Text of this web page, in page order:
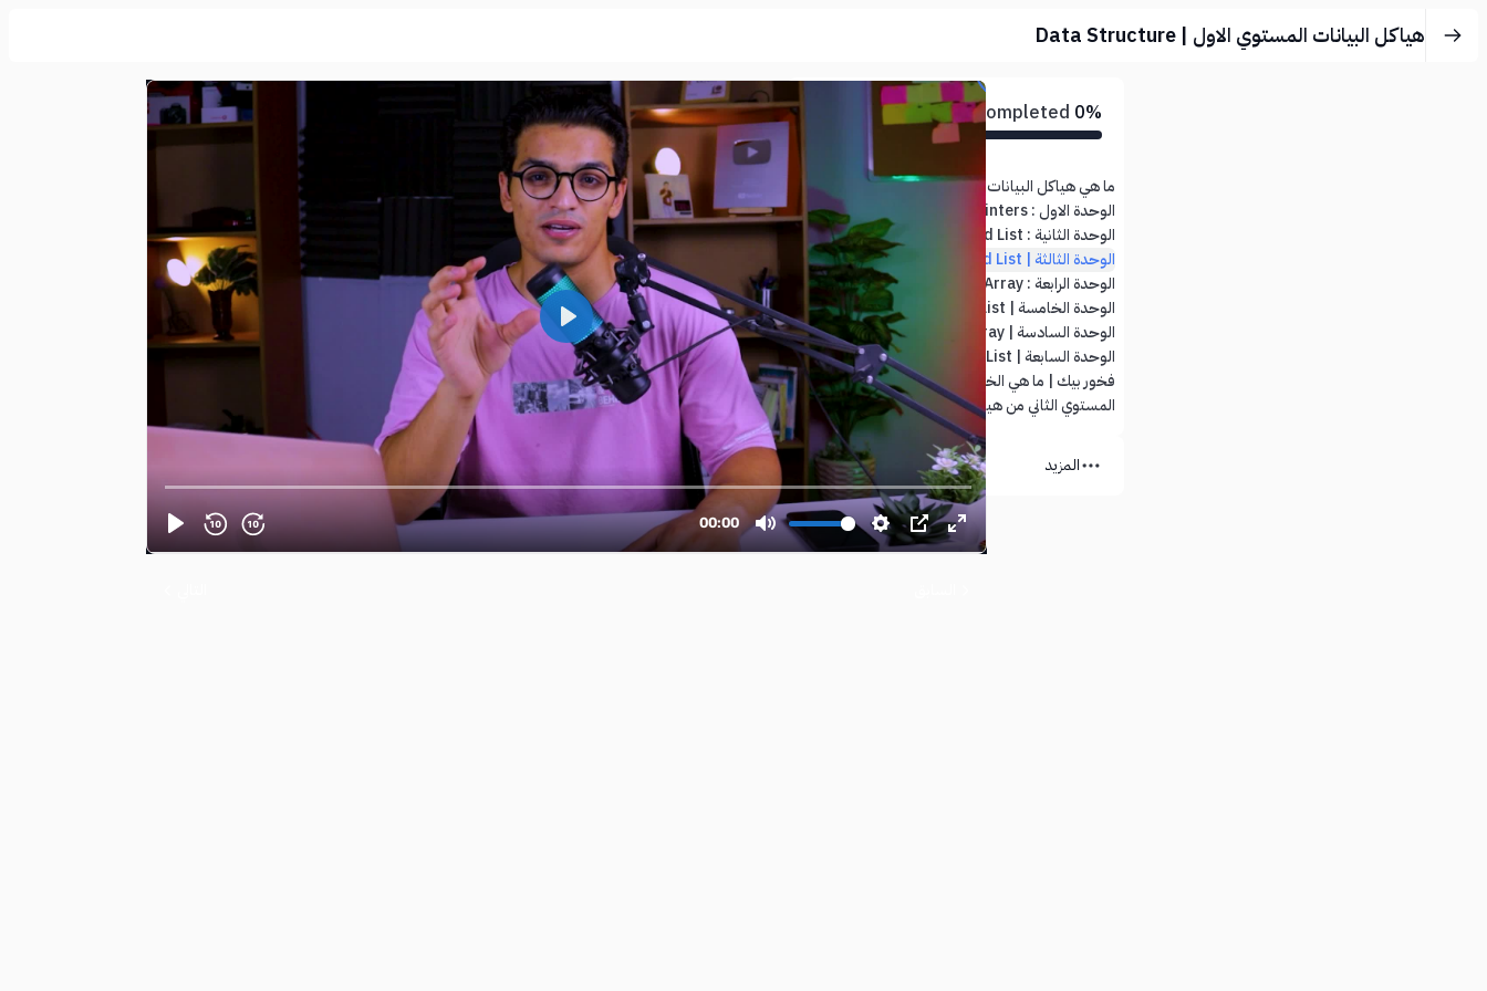
هياكل البيانات المستوي الاول | Data Structure
0%
ما هي هياكل البيانات
الوحدة الاول : Array And Pointers
الوحدة الثانية : Linked List
الوحدة الثالثة | Double Linked List
الوحدة الرابعة : Stack Using Array
الوحدة الخامسة | Stack using Linked List
الوحدة السادسة | Queue Using Array
الوحدة السابعة | Queue Using Linked List
فخور بيك | ما هي الخطوة التالية ؟
المستوي الثاني من هياكل البيانات
المزيد